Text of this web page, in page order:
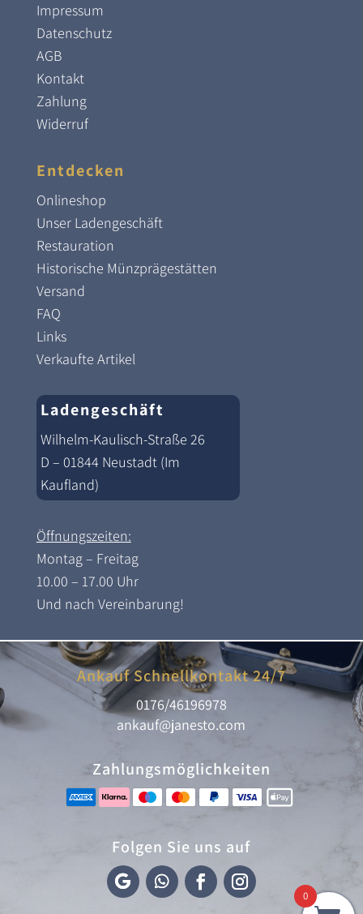
Impressum
Datenschutz
AGB
Kontakt
Zahlung
Widerruf
Entdecken
Onlineshop
Unser Ladengeschäft
Restauration
Historische Münzprägestätten
Versand
FAQ
Links
Verkaufte Artikel
Ladengeschäft
Wilhelm-Kaulisch-Straße 26
D – 01844 Neustadt (Im
Kaufland)
Öffnungszeiten:
Montag – Freitag
10.00 – 17.00 Uhr
Und nach Vereinbarung!
Ankauf Schnellkontakt 24/7
0176/46196978
ankauf@janesto.com
Zahlungsmöglichkeiten
Folgen Sie uns auf
0